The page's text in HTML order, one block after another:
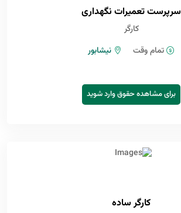
سرپرست تعمیرات نگهداری
کارگر
تمام وقت
نیشابور
برای مشاهده حقوق وارد شوید
کارگر ساده